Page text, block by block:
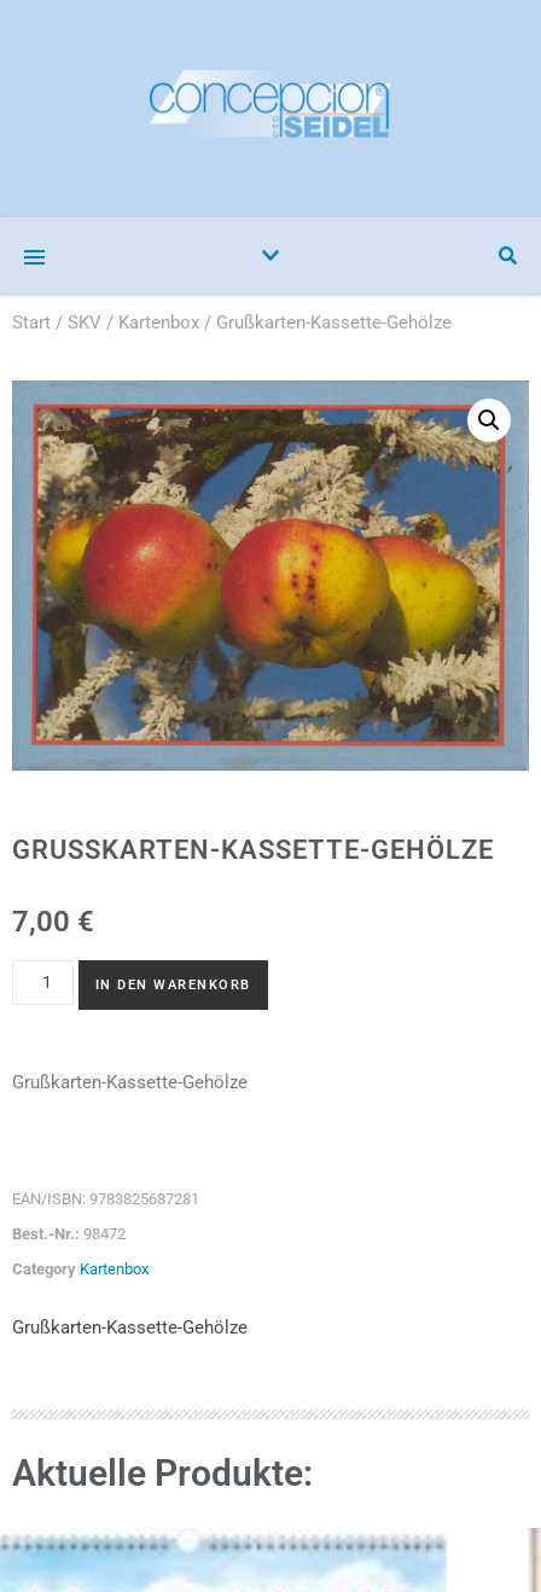
Start / SKV / Kartenbox / Grußkarten-Kassette-Gehölze
GRUSSKARTEN-KASSETTE-GEHÖLZE
7,00 €
IN DEN WARENKORB
Grußkarten-Kassette-Gehölze
EAN/ISBN: 9783825687281
Best.-Nr.: 98472
Category Kartenbox
Grußkarten-Kassette-Gehölze
Aktuelle Produkte: